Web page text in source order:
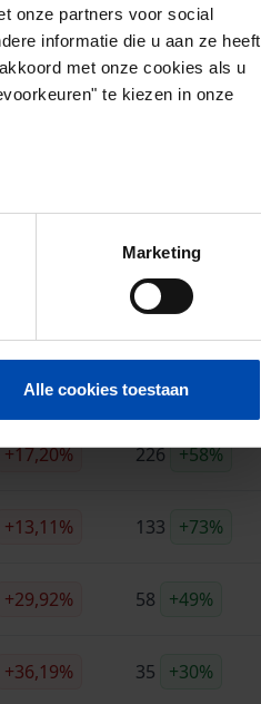
onze partners voor social
informatie die u aan ze heeft
met onze cookies als u
te kiezen in onze
Marketing
Alle cookies toestaan
het landelijk
kwartaal.
is niet gecorrigeerd.
2026)
€/m2 Aanbod*
+17,20% 226 +58%
+13,11% 133 +73%
+29,92% 58 +49%
+36,19% 35 +30%